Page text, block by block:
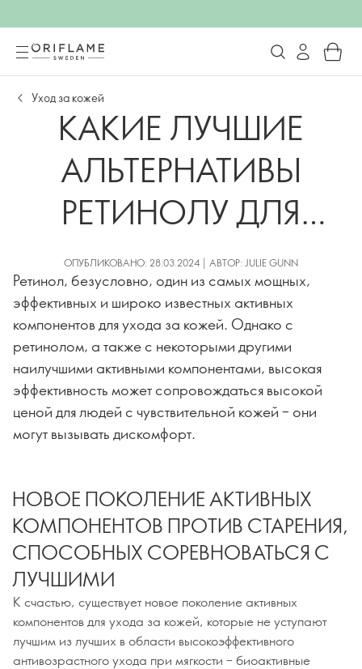
Уход за кожей
КАКИЕ ЛУЧШИЕ
АЛЬТЕРНАТИВЫ
РЕТИНОЛУ ДЛЯ
ЧУВСТВИТЕЛЬНОЙ
КОЖИ?
ОПУБЛИКОВАНО: 28.03.2024 | АВТОР: JULIE GUNN
Ретинол, безусловно, один из самых мощных,
эффективных и широко известных активных
компонентов для ухода за кожей. Однако с
ретинолом, а также с некоторыми другими
наилучшими активными компонентами, высокая
эффективность может сопровождаться высокой
ценой для людей с чувствительной кожей – они
могут вызывать дискомфорт.
НОВОЕ ПОКОЛЕНИЕ АКТИВНЫХ
КОМПОНЕНТОВ ПРОТИВ СТАРЕНИЯ,
СПОСОБНЫХ СОРЕВНОВАТЬСЯ С
ЛУЧШИМИ
К счастью, существует новое поколение активных
компонентов для ухода за кожей, которые не уступают
лучшим из лучших в области высокоэффективного
антивозрастного ухода при мягкости – биоактивные